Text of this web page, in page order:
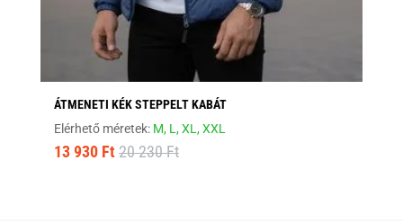
ÁTMENETI KÉK STEPPELT KABÁT
Elérhető méretek: M, L,XL,XXL
13 930 Ft 20 230 Ft